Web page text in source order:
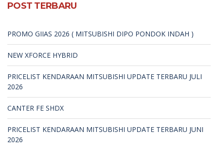
POST TERBARU
PROMO GIIAS 2026 ( MITSUBISHI DIPO PONDOK INDAH )
NEW XFORCE HYBRID
PRICELIST KENDARAAN MITSUBISHI UPDATE TERBARU JULI
2026
CANTER FE SHDX
PRICELIST KENDARAAN MITSUBISHI UPDATE TERBARU JUNI
2026